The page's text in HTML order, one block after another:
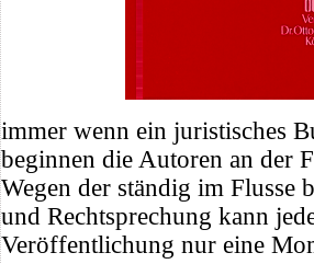
immer wenn ein juristisches
beginnen die Autoren an der
Wegen der ständig im Flusse
und Rechtsprechung kann
Veröffentlichung nur eine